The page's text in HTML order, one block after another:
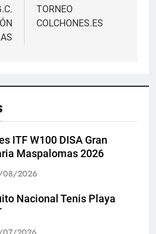
TORNEO
COLCHONES.ES
ITF W100 DISA Gran
Maspalomas 2026
2026
Nacional Tenis Playa